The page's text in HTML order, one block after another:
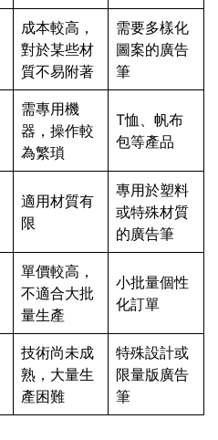
成本較高，
對於某些材
質不易附著
需要多樣化
圖案的廣告
筆
需專用機
器，操作較
為繁瑣
T恤、帆布
包等產品
適用材質有
限
專用於塑料
或特殊材質
的廣告筆
單價較高，
不適合大批
量生產
小批量個性
化訂單
技術尚未成
熟，大量生
產困難
特殊設計或
限量版廣告
筆